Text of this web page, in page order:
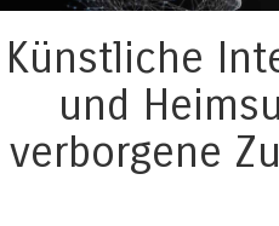
Künstliche
und
verborgene